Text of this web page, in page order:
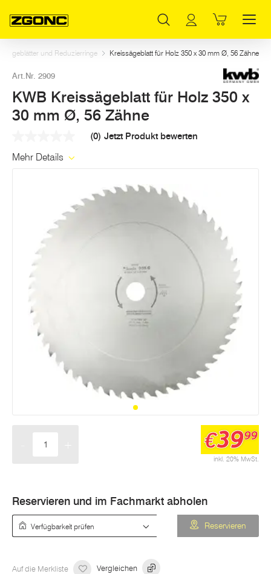
und Reduzierringe Kreissägeblatt für Holz 350 x 30 mm Ø, 56 Zähne
Art.Nr. 2909
KWB Kreissägeblatt für Holz 350 x
30 mm Ø, 56 Zähne
Link
(0) Jetzt Produkt bewerten
Mehr Details
inkl. 20% MwSt.
€3999
Reservieren und im Fachmarkt abholen
Reservieren
Auf die Merkliste Vergleichen